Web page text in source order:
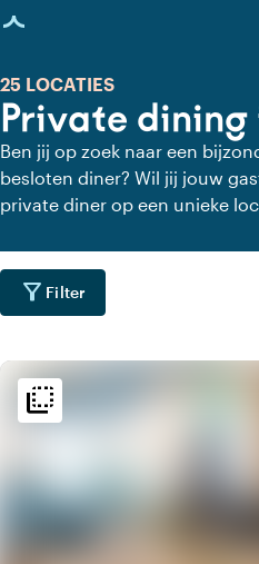
geladen
Private dining
25 LOCATIES
Ben jij op zoek naar een
besloten diner? Wil jij jouw
private diner op een unieke
alle rust kunt dineren. Bekijk
voor een heerlijk verzorgd
filter_alt Filter
flip_to_back
flip_to_back